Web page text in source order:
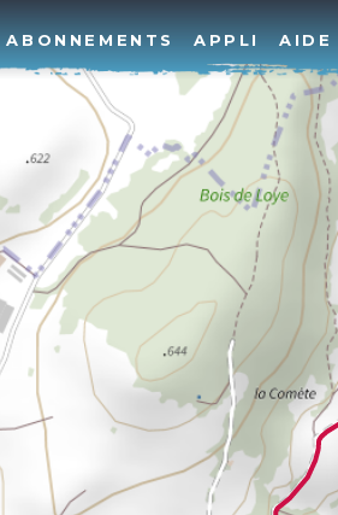
ABONNEMENTS APPLI AIDE